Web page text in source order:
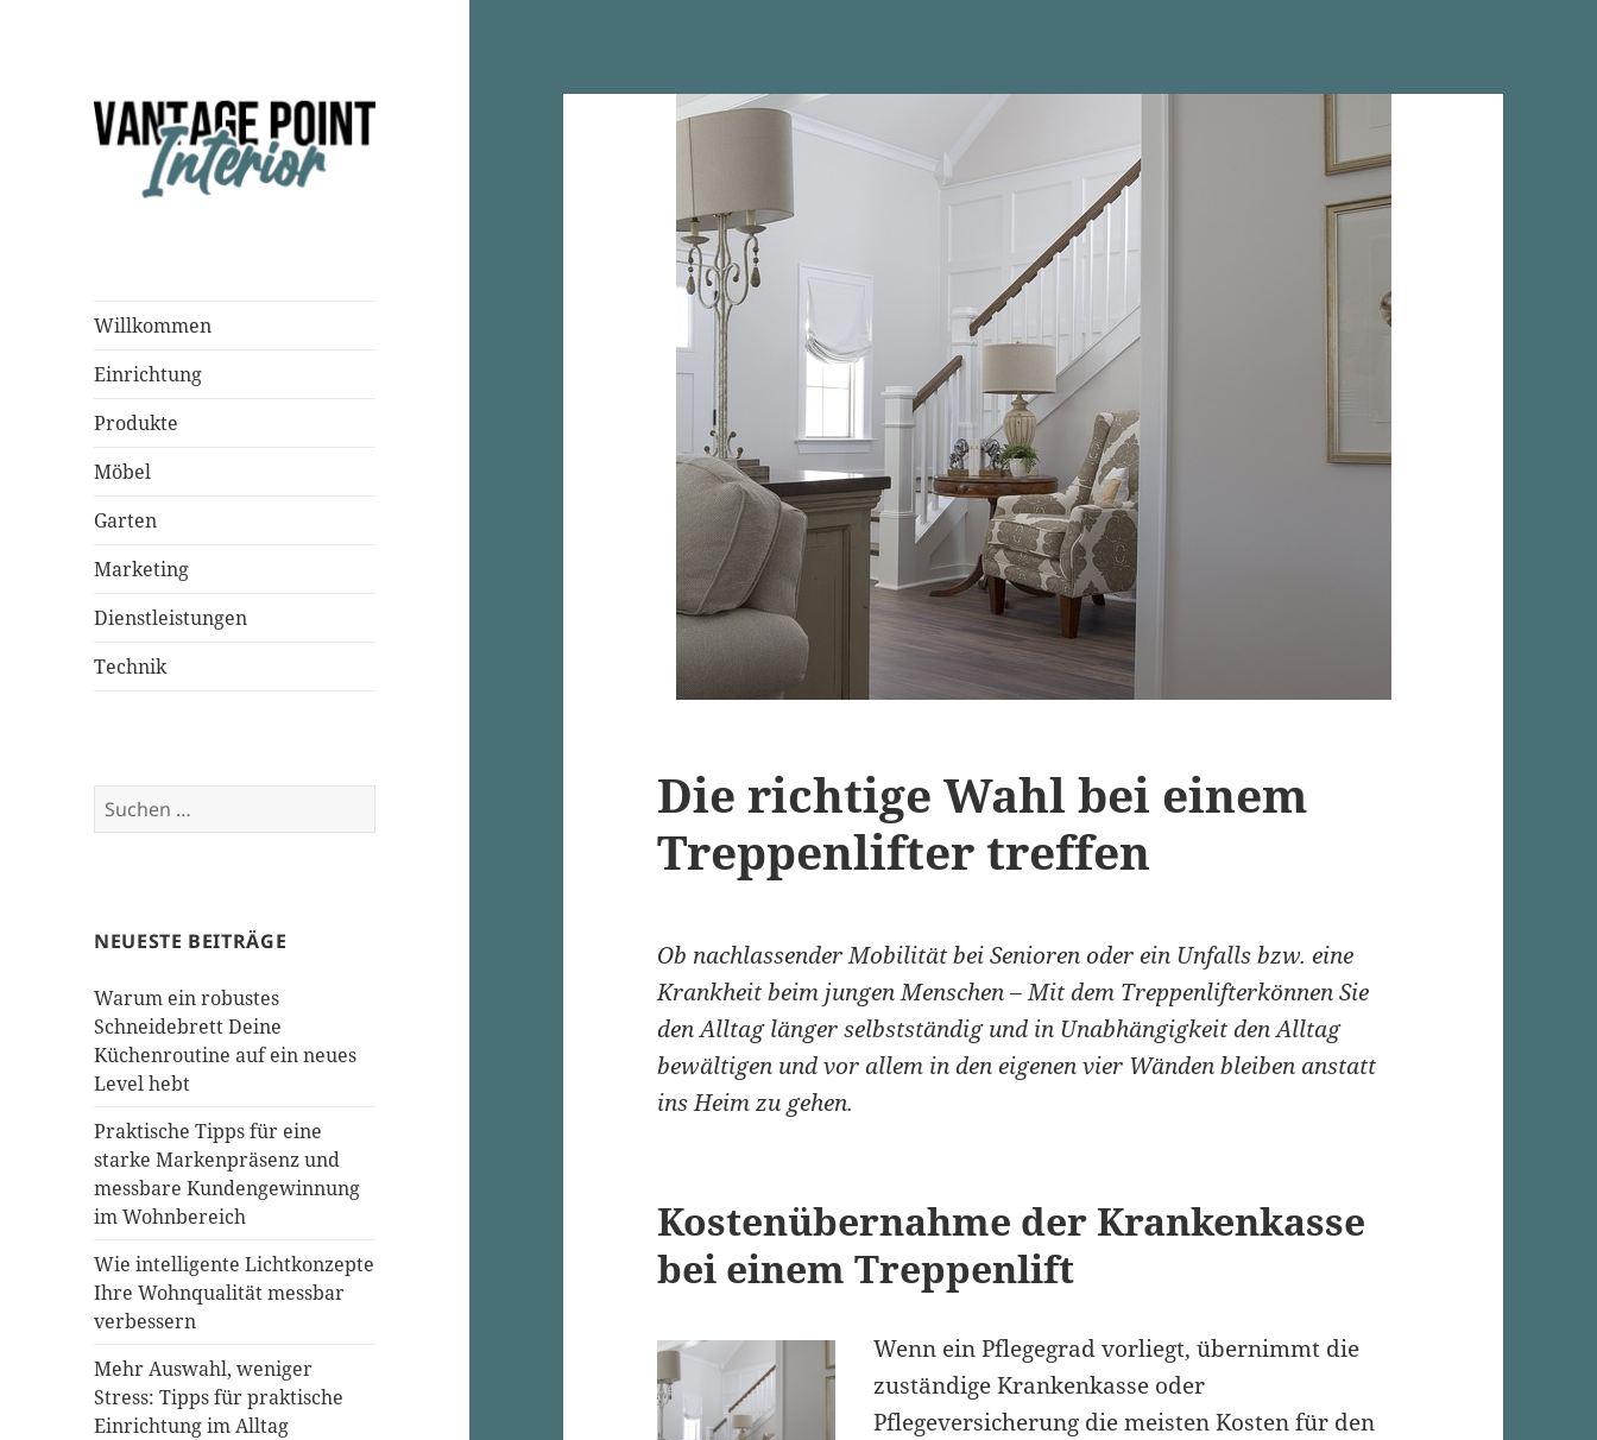
Willkommen
Einrichtung
Produkte
Möbel
Garten
Marketing
Dienstleistungen
Technik
Suchen
nach:
NEUESTE BEITRÄGE
Warum ein robustes
Schneidebrett Deine
Küchenroutine auf ein neues
Level hebt
Praktische Tipps für eine
starke Markenpräsenz und
messbare Kundengewinnung
im Wohnbereich
Wie intelligente Lichtkonzepte
Ihre Wohnqualität messbar
verbessern
Mehr Auswahl, weniger
Stress: Tipps für praktische
Einrichtung im Alltag
Die richtige Wahl bei einem
Treppenlifter treffen
Ob nachlassender Mobilität bei Senioren oder ein Unfalls bzw. eine
Krankheit beim jungen Menschen – Mit dem Treppenlifterkönnen Sie
den Alltag länger selbstständig und in Unabhängigkeit den Alltag
bewältigen und vor allem in den eigenen vier Wänden bleiben anstatt
ins Heim zu gehen.
Kostenübernahme der Krankenkasse
bei einem Treppenlift
Wenn ein Pflegegrad vorliegt, übernimmt die
zuständige Krankenkasse oder
Pflegeversicherung die meisten Kosten für den